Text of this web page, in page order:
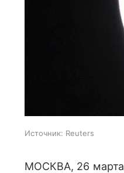
Источник: Reuters
МОСКВА, 26